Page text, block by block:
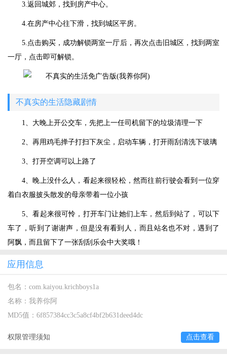
3.返回城郊，找到房产中心。
4.在房产中心往下滑，找到城区平房。
5.点击购买，成功解锁两室一厅后，再次点击旧城区，找到两室
一厅，点击即可解锁。
不真实的生活隐藏剧情
1、大晚上开公交车，先把上一任司机留下的垃圾清理一下
2、再用鸡毛掸子打扫下灰尘，启动车辆，打开雨刮清洗下玻璃
3、打开空调可以上路了
4、晚上没什么人，看起来很轻松，然而往前行驶会看到一位穿
着白衣服披头散发的母亲带着一位小孩
5、看起来很可怜，打开车门让她们上车，然后到站了，可以下
车了，听到了谢谢声，但是没有看到人，而且站名也不对，遇到了
阿飘，而且留下了一张刮刮乐会中大奖哦！
应用信息
包名： com.kaiyou.krichboys1a
名称： 我养你阿
MD5值： 6f857384cc3c5a8cf4bf2b631deed4dc
权限管理须知 点击查看